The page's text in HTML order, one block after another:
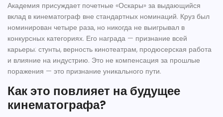
Академия присуждает почетные «Оскары» за выдающийся
вклад в кинематограф вне стандартных номинаций. Круз был
номинирован четыре раза, но никогда не выигрывал в
конкурсных категориях. Его награда — признание всей
карьеры: стунты, верность кинотеатрам, продюсерская работа
и влияние на индустрию. Это не компенсация за прошлые
поражения — это признание уникального пути.
Как это повлияет на будущее
кинематографа?